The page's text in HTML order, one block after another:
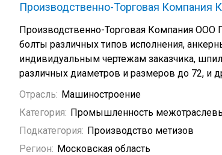
Производственно-Торговая Компания
Производственно-Торговая Компания
болты различных типов исполнения,
индивидуальным чертежам заказчика,
различных диаметров и размеров до 72, и
Отрасль: Машиностроение
Категория: Промышленность
Подкатегория: Производство метизов
Регион: Московская область